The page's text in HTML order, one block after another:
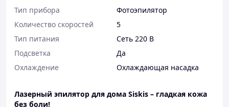
Тип прибора
Фотоэпилятор
Количество скоростей
5
Тип питания
Сеть 220 В
Подсветка
Да
Охлаждение
Охлаждающая насадка
Лазерный эпилятор для дома Siskis – гладкая кожа
без боли!